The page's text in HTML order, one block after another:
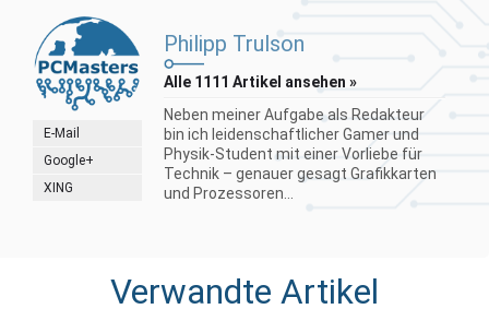
E-Mail
Google+
XING
Philipp Trulson
Alle 1111 Artikel ansehen »
Neben meiner Aufgabe als Redakteur
bin ich leidenschaftlicher Gamer und
Physik-Student mit einer Vorliebe für
Technik – genauer gesagt Grafikkarten
und Prozessoren...
Verwandte Artikel